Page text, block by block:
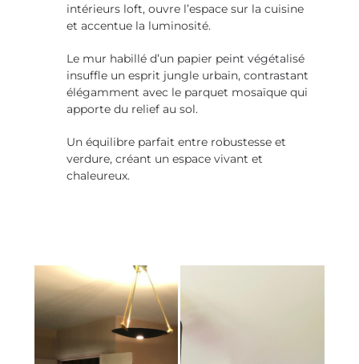
intérieurs loft, ouvre l’espace sur la cuisine
et accentue la luminosité.
Le mur habillé d’un papier peint végétalisé
insuffle un esprit jungle urbain, contrastant
élégamment avec le parquet mosaïque qui
apporte du relief au sol.
Un équilibre parfait entre robustesse et
verdure, créant un espace vivant et
chaleureux.